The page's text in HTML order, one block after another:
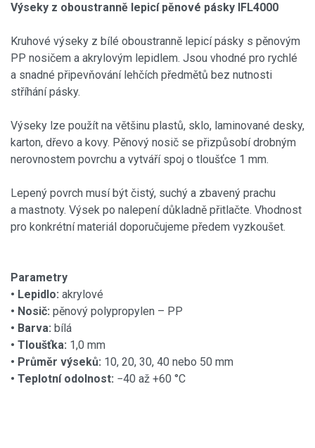
Výseky z oboustranně lepicí pěnové pásky IFL4000
Kruhové výseky z bílé oboustranně lepicí pásky s pěnovým
PP nosičem a akrylovým lepidlem. Jsou vhodné pro rychlé
a snadné připevňování lehčích předmětů bez nutnosti
stříhání pásky.
Výseky lze použít na většinu plastů, sklo, laminované desky,
karton, dřevo a kovy. Pěnový nosič se přizpůsobí drobným
nerovnostem povrchu a vytváří spoj o tloušťce 1 mm.
Lepený povrch musí být čistý, suchý a zbavený prachu
a mastnoty. Výsek po nalepení důkladně přitlačte. Vhodnost
pro konkrétní materiál doporučujeme předem vyzkoušet.
Parametry
• Lepidlo: akrylové
• Nosič: pěnový polypropylen – PP
• Barva: bílá
• Tloušťka: 1,0 mm
• Průměr výseků: 10, 20, 30, 40 nebo 50 mm
• Teplotní odolnost: −40 až +60 °C